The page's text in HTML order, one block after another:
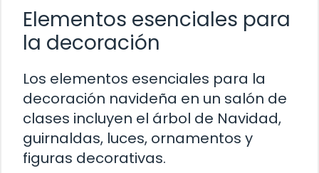
Elementos esenciales para
la decoración
Los elementos esenciales para la
decoración navideña en un salón de
clases incluyen el árbol de Navidad,
guirnaldas, luces, ornamentos y
figuras decorativas.